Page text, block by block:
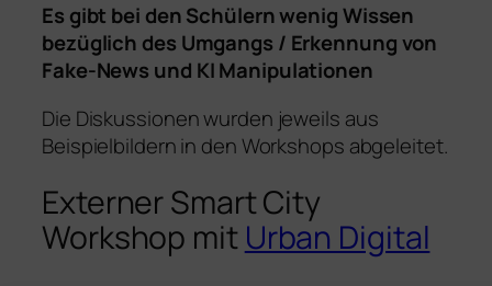
Es gibt bei den Schülern wenig Wissen
bezüglich des Umgangs / Erkennung von
Fake-News und KI Manipulationen
Die Diskussionen wurden jeweils aus
Beispielbildern in den Workshops abgeleitet.
Externer Smart City
Workshop mit Urban Digital